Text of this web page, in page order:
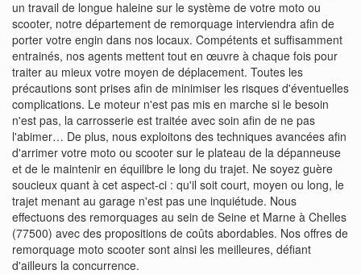
un travail de longue haleine sur le système de votre moto ou
scooter, notre département de remorquage interviendra afin de
porter votre engin dans nos locaux. Compétents et suffisamment
entrainés, nos agents mettent tout en œuvre à chaque fois pour
traiter au mieux votre moyen de déplacement. Toutes les
précautions sont prises afin de minimiser les risques d'éventuelles
complications. Le moteur n'est pas mis en marche si le besoin
n'est pas, la carrosserie est traitée avec soin afin de ne pas
l'abimer… De plus, nous exploitons des techniques avancées afin
d'arrimer votre moto ou scooter sur le plateau de la dépanneuse
et de le maintenir en équilibre le long du trajet. Ne soyez guère
soucieux quant à cet aspect-ci : qu'il soit court, moyen ou long, le
trajet menant au garage n'est pas une inquiétude. Nous
effectuons des remorquages au sein de Seine et Marne à Chelles
(77500) avec des propositions de coûts abordables. Nos offres de
remorquage moto scooter sont ainsi les meilleures, défiant
d'ailleurs la concurrence.